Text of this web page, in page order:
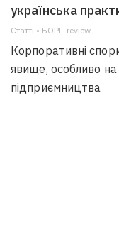
українська
Статті • БОРГ-review
Корпоративні
явище, особливо
підприємництва